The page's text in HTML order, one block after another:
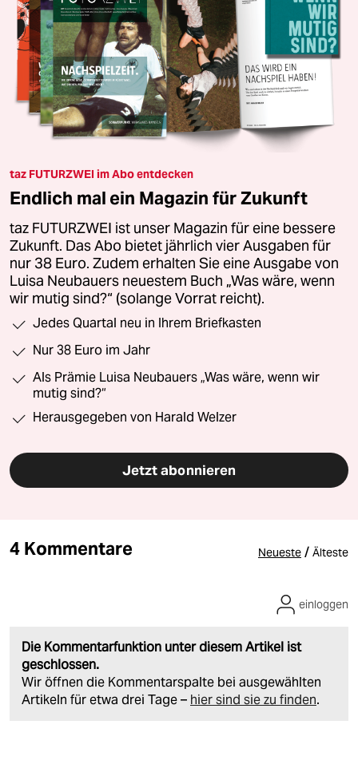
taz FUTURZWEI im Abo entdecken
Endlich mal ein Magazin für Zukunft
taz FUTURZWEI ist unser Magazin für eine bessere
Zukunft. Das Abo bietet jährlich vier Ausgaben für
nur 38 Euro. Zudem erhalten Sie eine Ausgabe von
Luisa Neubauers neuestem Buch „Was wäre, wenn
wir mutig sind?“ (solange Vorrat reicht).
Jedes Quartal neu in Ihrem Briefkasten
Nur 38 Euro im Jahr
Als Prämie Luisa Neubauers „Was wäre, wenn wir
mutig sind?“
Herausgegeben von Harald Welzer
Jetzt abonnieren
4 Kommentare Neueste / Älteste
Die Kommentarfunktion unter diesem Artikel ist
geschlossen.
Wir öffnen die Kommentarspalte bei ausgewählten
Artikeln für etwa drei Tage – hier sind sie zu finden.
einloggen